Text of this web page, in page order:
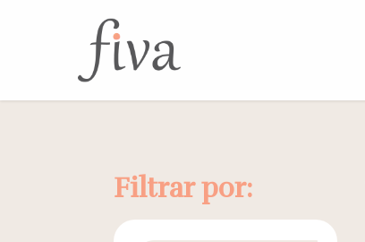
Filtrar por: